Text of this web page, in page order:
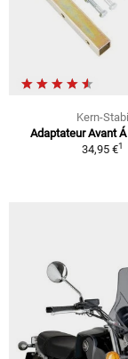
Kern-Stabi
Adaptateur Avant
34,95 €1